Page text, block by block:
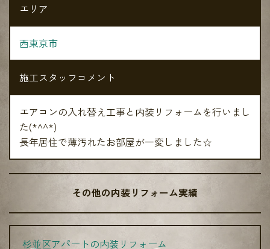
エリア
西東京市
施工スタッフコメント
エアコンの入れ替え工事と内装リフォームを行いまし
た(*^^*)
長年居住で薄汚れたお部屋が一変しました☆
その他の内装リフォーム実績
杉並区アパートの内装リフォーム